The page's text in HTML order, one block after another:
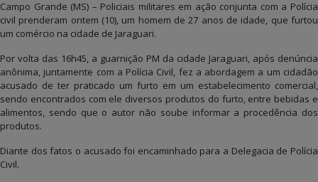
Campo Grande (MS) – Policiais militares em ação conjunta com a Polícia
civil prenderam ontem (10), um homem de 27 anos de idade, que furtou
um comércio na cidade de Jaraguari.
Por volta das 16h45, a guarnição PM da cidade Jaraguari, após denúncia
anônima, juntamente com a Polícia Civil, fez a abordagem a um cidadão
acusado de ter praticado um furto em um estabelecimento comercial,
sendo encontrados com ele diversos produtos do furto, entre bebidas e
alimentos, sendo que o autor não soube informar a procedência dos
produtos.
Diante dos fatos o acusado foi encaminhado para a Delegacia de Polícia
Civil.